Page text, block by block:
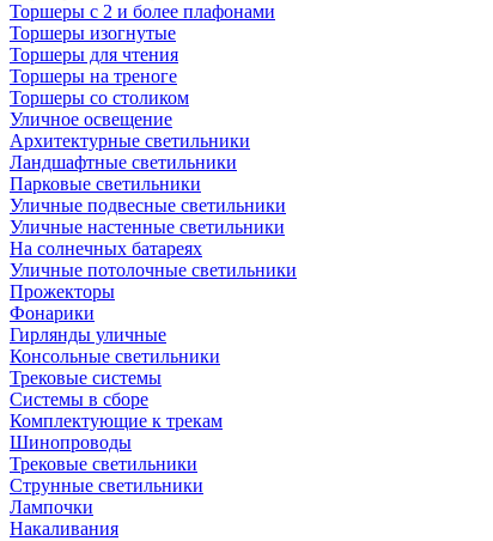
Торшеры с 2 и более плафонами
Торшеры изогнутые
Торшеры для чтения
Торшеры на треноге
Торшеры со столиком
Уличное освещение
Архитектурные светильники
Ландшафтные светильники
Парковые светильники
Уличные подвесные светильники
Уличные настенные светильники
На солнечных батареях
Уличные потолочные светильники
Прожекторы
Фонарики
Гирлянды уличные
Консольные светильники
Трековые системы
Системы в сборе
Комплектующие к трекам
Шинопроводы
Трековые светильники
Струнные светильники
Лампочки
Накаливания